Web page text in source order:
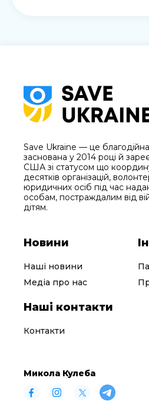
Save Ukraine — це благодійна
заснована у 2014 році й
США зі статусом що
десятків організацій,
юридичних осіб під час
особам, постраждалим від
дітям.
Новини
Наші новини
Медіа про нас
Наші контакти
Контакти
Микола Кулеба